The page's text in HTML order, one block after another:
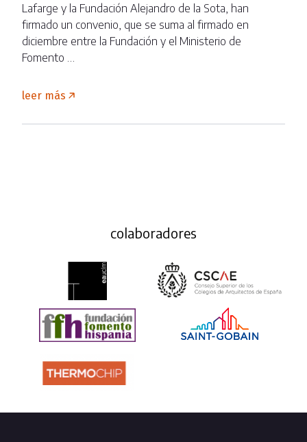
Lafarge y la Fundación Alejandro de la Sota, han
firmado un convenio, que se suma al firmado en
diciembre entre la Fundación y el Ministerio de
Fomento …
leer más
colaboradores